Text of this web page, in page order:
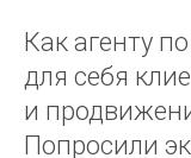
Как агенту
для себя
и
Попросили